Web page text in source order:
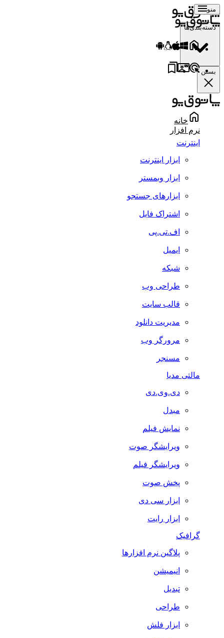
منو
دسته‌بندی‌ها
بستن
خانه
نرم افزار
اینترنت
ابزار اینترنت
ابزار وبمستر
ابزارهای جستجو
اشتراک فایل
اف.تی.پی
ایمیل
شبکه
طراحی وب
قالب سایت
مدیریت دانلود
مرورگر وب
مسنجر
مالتی مدیا
دی.وی.دی
مبدل
نمایش فیلم
ویرایشگر صوت
ویرایشگر فیلم
پخش صوت
ابزار سی دی
ابزار رایت
گرافیک
پلاگین نرم افزارها
انیمیشن
تبدیل
طراحی
ابزار فلش